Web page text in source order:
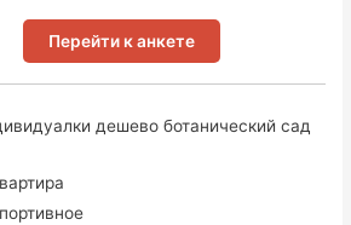
Перейти к анкете